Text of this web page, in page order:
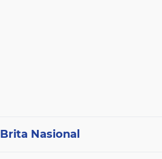
Brita Nasional